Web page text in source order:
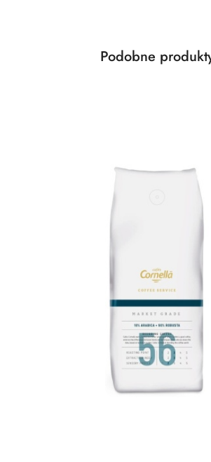
Pomiń karuzelę produktów
Produkty
Podobne